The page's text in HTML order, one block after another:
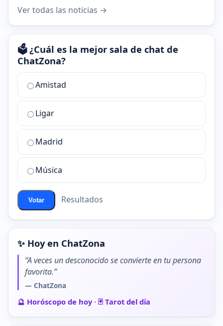
Ver todas las noticias →
🗳️ ¿Cuál es la mejor sala de chat de
ChatZona?
¿Cuál
la
mejor
sala
chat
ChatZona?
Amistad
Ligar
Madrid
Música
Votar Resultados
✨ Hoy en ChatZona
“A veces un desconocido se convierte en tu persona
favorita.”
— ChatZona
🔮 Horóscopo de hoy· 🃏 Tarot del día